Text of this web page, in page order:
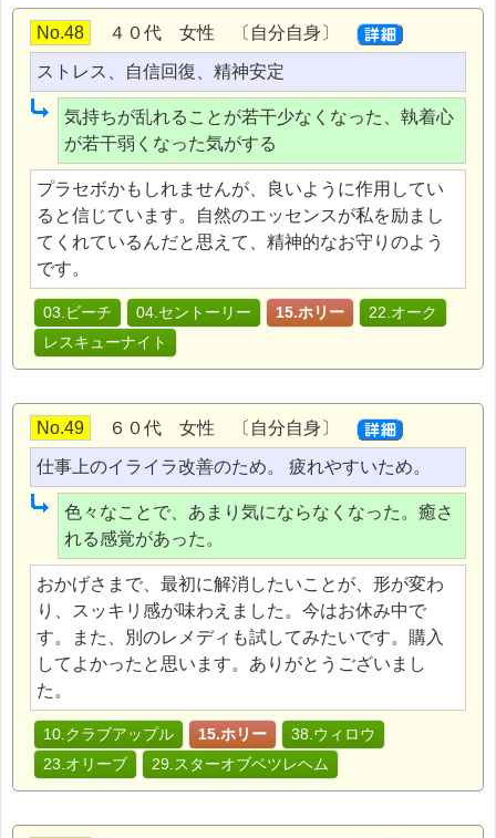
No.48 ４０代 女性 〔自分自身〕
ストレス、自信回復、精神安定
気持ちが乱れることが若干少なくなった、執着心
が若干弱くなった気がする
プラセボかもしれませんが、良いように作用してい
ると信じています。自然のエッセンスが私を励まし
てくれているんだと思えて、精神的なお守りのよう
です。
03.ビーチ 04.セントーリー 15.ホリー
22.オーク
レスキューナイト
No.49 ６０代 女性 〔自分自身〕
仕事上のイライラ改善のため。 疲れやすいため。
色々なことで、あまり気にならなくなった。癒さ
れる感覚があった。
おかげさまで、最初に解消したいことが、形が変わ
り、スッキリ感が味わえました。今はお休み中で
す。また、別のレメディも試してみたいです。購入
してよかったと思います。ありがとうございまし
た。
10.クラブアップル 15.ホリー
38.ウィロウ
23.オリーブ
29.スターオブベツレヘム